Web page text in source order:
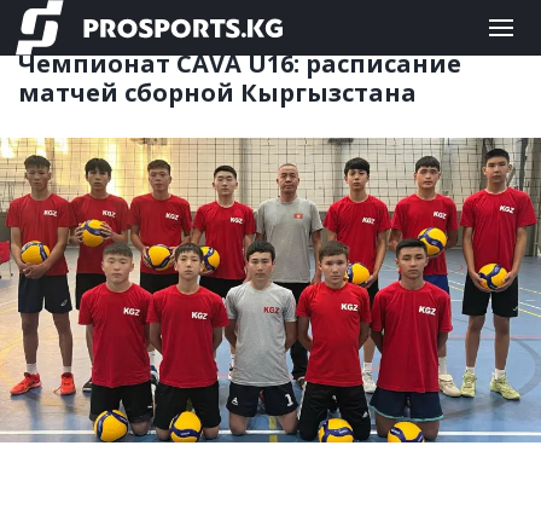
КОМАНДНЫЕ 10.06.2025 09:54
Чемпионат CAVA U16: расписание
матчей сборной Кыргызстана